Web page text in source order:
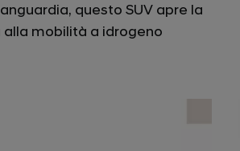
questo SUV apre la
mobilità a idrogeno